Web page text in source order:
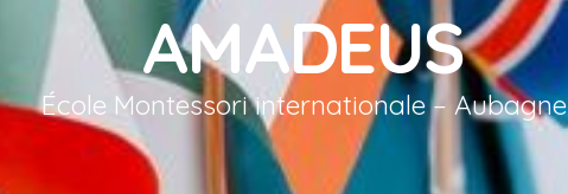
AMADEUS
École Montessori internationale – Aubagne